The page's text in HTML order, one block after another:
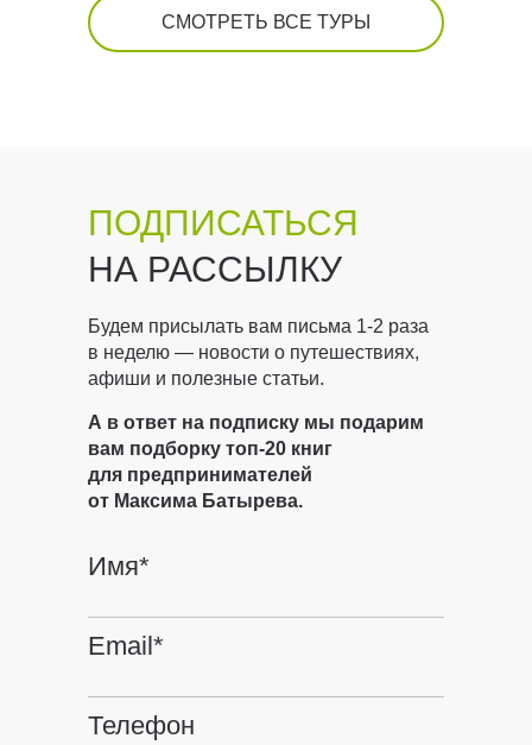
СМОТРЕТЬ ВСЕ ТУРЫ
ПОДПИСАТЬСЯ
НА РАССЫЛКУ
Будем присылать вам письма 1-2 раза
в неделю — новости о путешествиях,
афиши и полезные статьи.
Имя*
Email*
Телефон
А в ответ на подписку мы подарим
вам подборку топ-20 книг
для предпринимателей
от Максима Батырева.